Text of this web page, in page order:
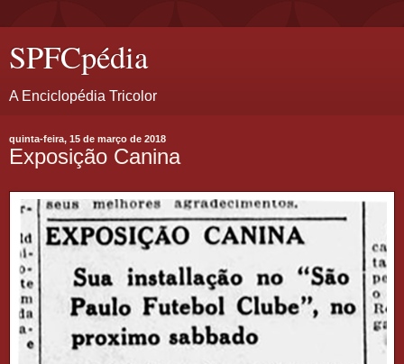
SPFCpédia
A Enciclopédia Tricolor
quinta-feira, 15 de março de 2018
Exposição Canina